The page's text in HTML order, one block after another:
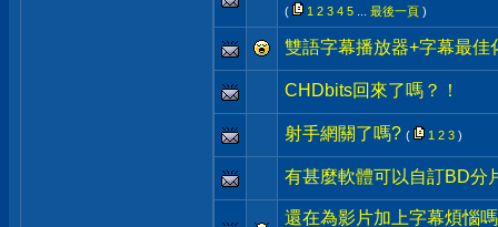
( 1 2 3 4 5 最後一頁 )
雙語字幕播放器+字幕最佳
CHDbits回來了嗎？！
射手網關了嗎? ( 1 2 3 )
有甚麼軟體可以自訂BD分
還在為影片加上字幕煩惱